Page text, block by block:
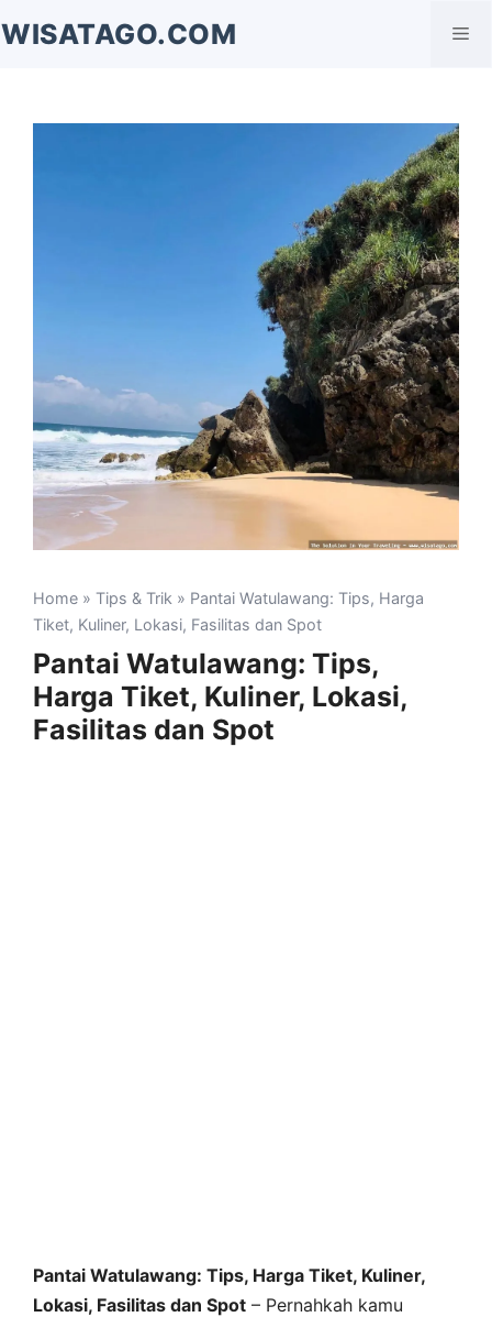
ke
WISATAGO.COM
Home » Tips & Trik » Pantai Watulawang: Tips, Harga
Tiket, Kuliner, Lokasi, Fasilitas dan Spot
Pantai Watulawang: Tips,
Harga Tiket, Kuliner, Lokasi,
Fasilitas dan Spot
Pantai Watulawang: Tips, Harga Tiket, Kuliner,
Lokasi, Fasilitas dan Spot – Pernahkah kamu